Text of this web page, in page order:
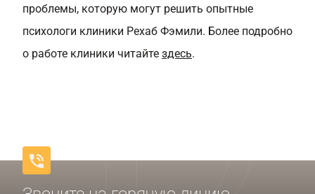
проблемы, которую могут решить опытные
психологи клиники Рехаб Фэмили. Более подробно
о работе клиники читайте здесь.